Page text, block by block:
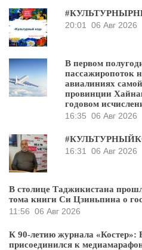
20:01
06 Авг 2026
В первом
пассажиропоток
авиалиниях
провинции
годовом
16:35 06 Авг 2026
16:31
06 Авг 2026
В столице Таджикистана
тома книги Си Цзиньпина о
11:56 06 Авг 2026
К 90-летию журнала «Костер»:
присоединился к